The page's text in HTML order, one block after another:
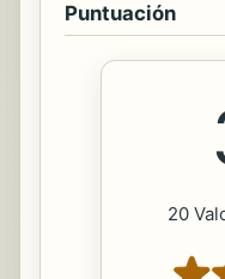
Puntuación
20